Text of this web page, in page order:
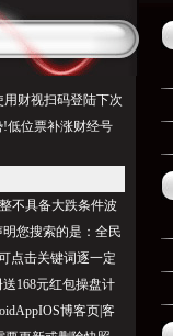
财视扫码登陆下次
低位票补涨财经号
不具备大跌条件波
您搜索的是：全民
点击关键词逐一定
168元红包操盘计
博客页|客